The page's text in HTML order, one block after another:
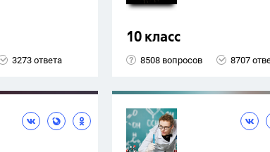
3273 ответа
10 класс
8508 вопросов 8707